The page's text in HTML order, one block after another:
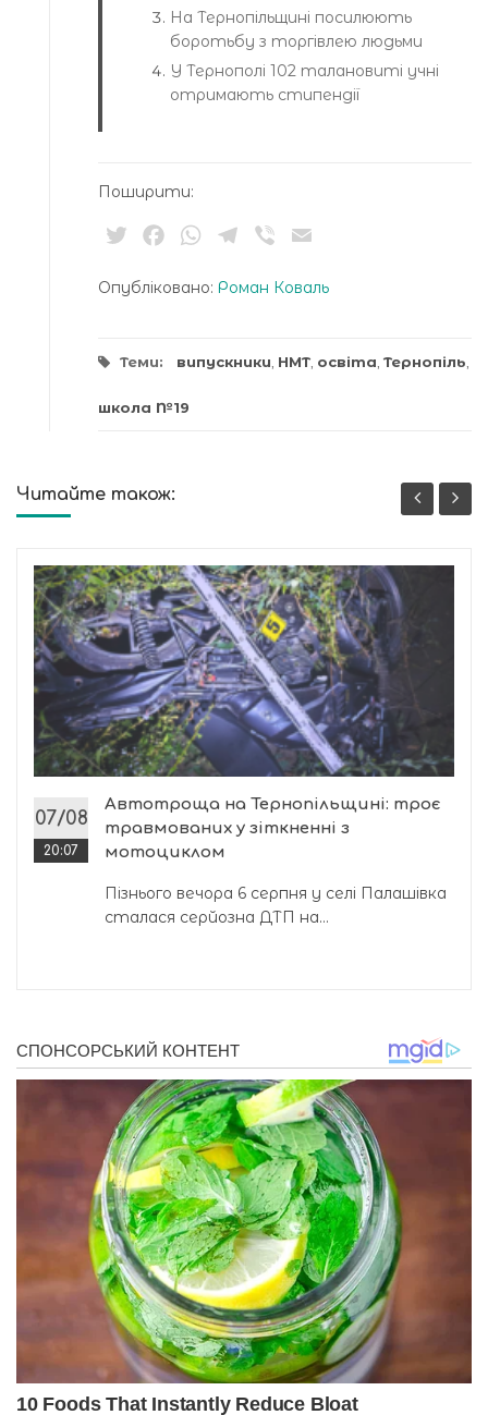
На Тернопільщині посилюють
боротьбу з торгівлею людьми
У Тернополі 102 талановиті учні
отримають стипендії
Поширити:
TwitterFacebookWhatsApp
Telegram
Viber
Опубліковано: Роман Коваль
Теми: випускники, НМТ, освіта, Тернопіль,
школа №19
Читайте також:
07/08
20:07
Автотроща на Тернопільщині: троє
травмованих у зіткненні з
мотоциклом
Пізнього вечора 6 серпня у селі Палашівка
сталася серйозна ДТП на...